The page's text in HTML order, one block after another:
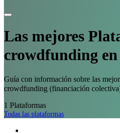
Las mejores
Guía con información sobre las
1 Plataformas
Todas las plataformas